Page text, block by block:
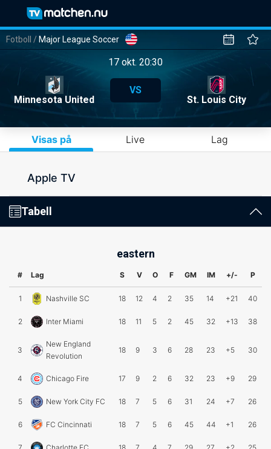
Fotboll / Major League Soccer
17 okt. 20:30
Minnesota United
VS
St. Louis City
Visas på Live Lag
Apple TV
Tabell
eastern
# Lag S V O F GM IM +/- P
1 Nashville SC 18 12 4 2 35 14 +21 40
2 Inter Miami 18 11 5 2 45 32 +13 38
3
New England
Revolution
18 9 3 6 28 23 +5 30
4 Chicago Fire 17 9 2 6 32 23 +9 29
5 New York City FC 18 7 5 6 31 24 +7 26
6 FC Cincinnati 18 7 5 6 45 44 +1 26